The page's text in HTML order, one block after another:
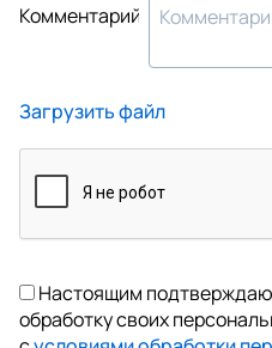
Комментарий
Загрузить файл
Настоящим
обработку своих